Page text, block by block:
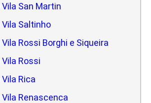
San Martin
Saltinho
Rossi Borghi e Siqueira
Rossi
Rica
Renascenca